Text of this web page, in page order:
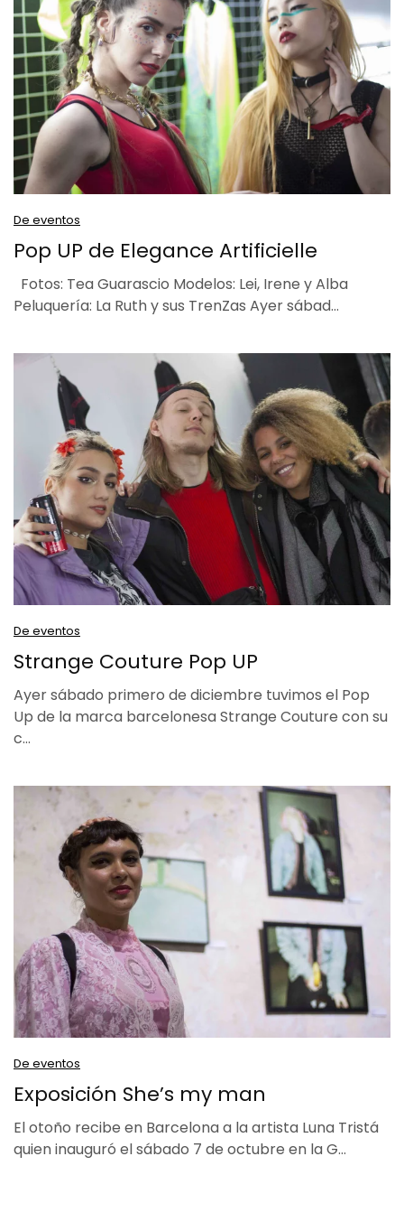
De eventos
Pop UP de Elegance Artificielle
Fotos: Tea Guarascio Modelos: Lei, Irene y Alba
Peluquería: La Ruth y sus TrenZas Ayer sábad…
De eventos
Strange Couture Pop UP
Ayer sábado primero de diciembre tuvimos el Pop
Up de la marca barcelonesa Strange Couture con su
c…
De eventos
Exposición She’s my man
El otoño recibe en Barcelona a la artista Luna Tristá
quien inauguró el sábado 7 de octubre en la G…